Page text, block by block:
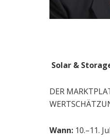
Solar &
DER
Wann: 10.–11.